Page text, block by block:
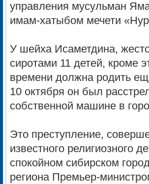
управления мусульман
имам-хатыбом мечети
У шейха Исаметдина,
сиротами 11 детей, кроме
времени должна родить
10 октября он был
собственной машине в
Это преступление,
известного религиозного
спокойном сибирском
региона Премьер-